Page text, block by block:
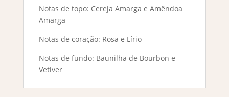
Notas de topo: Cereja Amarga e Amêndoa
Amarga
Notas de coração: Rosa e Lírio
Notas de fundo: Baunilha de Bourbon e
Vetiver